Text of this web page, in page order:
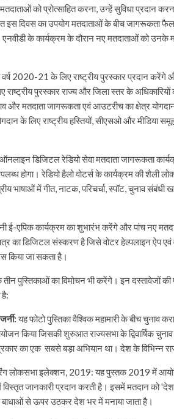
मतदाताओं को प्रोत्साहित करना, उन्‍हें सुविधा
इस दिवस का उपयोग मतदाताओं के बीच जागरूकता
एनवीडी के कार्यक्रम के दौरान नए मतदाताओं को उनके
वर्ष 2020-21 के लिए राष्ट्रीय पुरस्कार प्रदान करेंगे
पुरस्कार राज्य और जिला स्तर के अधिकारियों
मतदाता जागरूकता एवं आउटरीच का क्षेत्र
के लिए राष्ट्रीय हस्तियों, सीएसओ और मीडिया समूह
डिजिटल रेडियो सेवा मतदाता जागरूकता
होगा। रेडियो हैलो वोटर्स के कार्यक्रम की शैली
भाषाओं में गीत, नाटक, परिचर्चा, स्पॉट, चुनाव
ई-एपिक कार्यक्रम का शुभारंभ करेंगे और पांच नए
पत्र का डिजिटल संस्करण है जिसे वोटर हेल्पलाइन
जा सकता है।
पुस्तिकाओं का विमोचन भी करेंगे। इन दस्तावेजों की
यह फोटो पुस्तिका वैश्विक महामारी के बीच चुनाव
किया जिसकी शुरुआत राज्‍यसभा के द्विवार्षिक
का एक सबसे बड़ा अभियान था। देश के विभिन्न
लोकसभा इले‍क्‍शन, 2019: यह पुस्तक 2019 में
जानकारी प्रदान करती है। इसमें मतदान को
बाधाओं से ऊपर उठकर देश भर में मनाया जाता है।